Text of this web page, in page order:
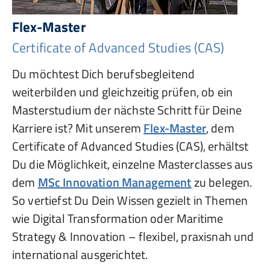
Flex-Master
Certificate of Advanced Studies (CAS)
Du möchtest Dich berufsbegleitend
weiterbilden und gleichzeitig prüfen, ob ein
Masterstudium der nächste Schritt für Deine
Karriere ist? Mit unseremFlex-Master, dem
Certificate of Advanced Studies (CAS), erhältst
Du die Möglichkeit, einzelne Masterclasses aus
demMSc Innovation Managementzu belegen.
So vertiefst Du Dein Wissen gezielt in Themen
wie Digital Transformation oder Maritime
Strategy & Innovation – flexibel, praxisnah und
international ausgerichtet.